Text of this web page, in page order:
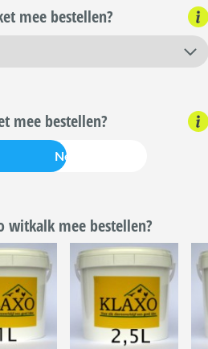
mee bestellen?
mee bestellen?
Nee
witkalk mee bestellen?